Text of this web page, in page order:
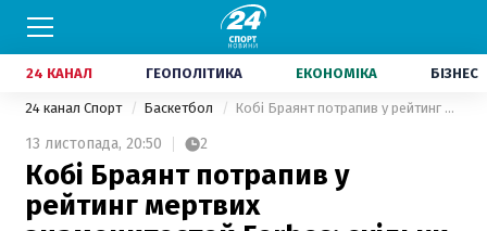
24 КАНАЛ ГЕОПОЛІТИКА ЕКОНОМІКА БІЗНЕС
24 канал Спорт Баскетбол Кобі Браянт потрапив у рейтинг мертвих знаменитостей Forbes: скільки заробив баскетболіст
13 листопада, 20:50 2
Кобі Браянт потрапив у
рейтинг мертвих